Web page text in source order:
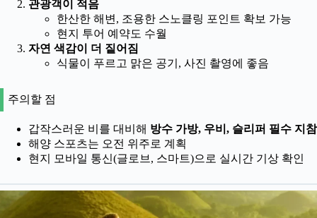
관광객이 적음
한산한 해변, 조용한 스노클링 포인트 확보 가능
현지 투어 예약도 수월
자연 색감이 더 짙어짐
식물이 푸르고 맑은 공기, 사진 촬영에 좋음
주의할 점
갑작스러운 비를 대비해 방수 가방, 우비, 슬리퍼 필수 지참
해양 스포츠는 오전 위주로 계획
현지 모바일 통신(글로브, 스마트)으로 실시간 기상 확인